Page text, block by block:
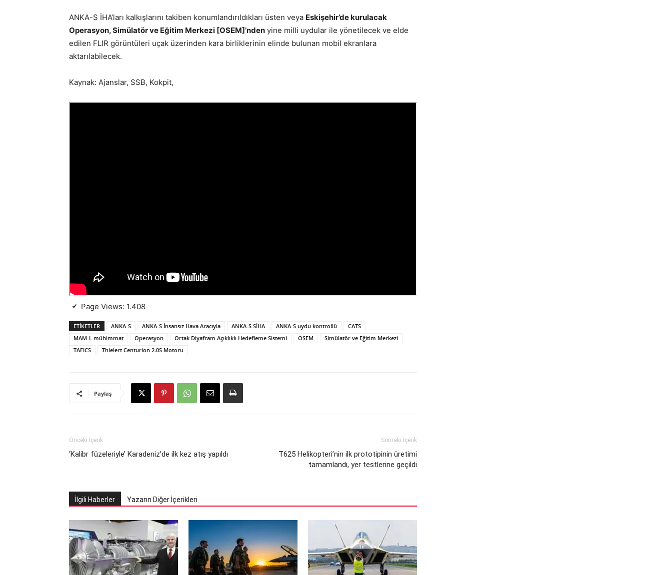
ANKA-S İHA’ları kalkışlarını takiben konumlandırıldıkları üsten veya Eskişehir’de kurulacak
Operasyon, Simülatör ve Eğitim Merkezi [OSEM]’nden yine milli uydular ile yönetilecek ve elde
edilen FLIR görüntüleri uçak üzerinden kara birliklerinin elinde bulunan mobil ekranlara
aktarılabilecek.
Kaynak: Ajanslar, SSB, Kokpit,
Page Views: 1.408
ETIKETLER ANKA-S ANKA-S İnsansız Hava Aracıyla ANKA-S SİHA ANKA-S uydu kontrollü
CATS
MAM-L mühimmat
Operasyon Ortak Diyafram Açıklıklı Hedefleme Sistemi OSEM
Simülatör ve Eğitim Merkezi
TAFICS
Thielert Centurion 2.0S Motoru
Paylaş
Önceki İçerik
‘Kalibr füzeleriyle’ Karadeniz’de ilk kez atış yapıldı
Sonraki İçerik
T625 Helikopteri’nin ilk prototipinin üretimi
tamamlandı, yer testlerine geçildi
İlgili Haberler Yazarın Diğer İçerikleri